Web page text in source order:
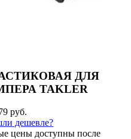
ДЛЯ
TAKLER
руб.
дешевле?
цены доступны после